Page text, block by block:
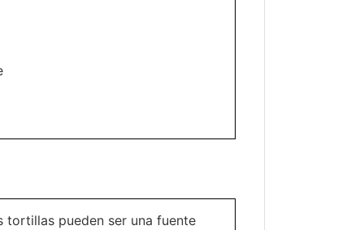
tortillas pueden ser una fuente